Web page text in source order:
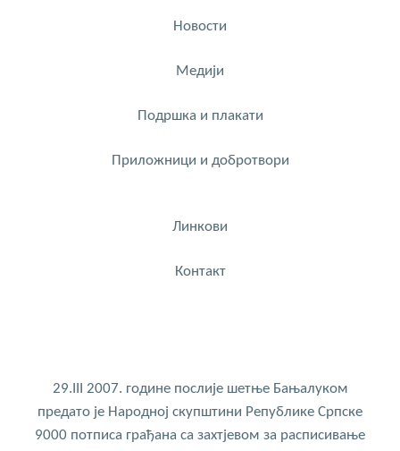
Новости
Медији
Подршка и плакати
Приложници и добротвори
Линкови
Контакт
29.III 2007. године послије шетње Бањалуком
предато је Народној скупштини Републике Српске
9000 потписа грађана са захтјевом за расписивање